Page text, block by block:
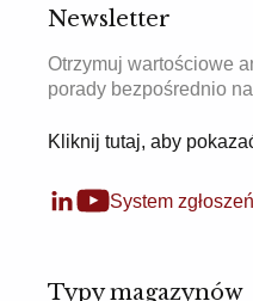
Newsletter
Otrzymuj wartościowe
porady bezpośrednio
Kliknij tutaj, aby
System
Typy magazynów